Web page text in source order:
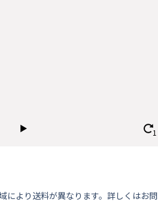
より送料が異なります。詳しくはお問